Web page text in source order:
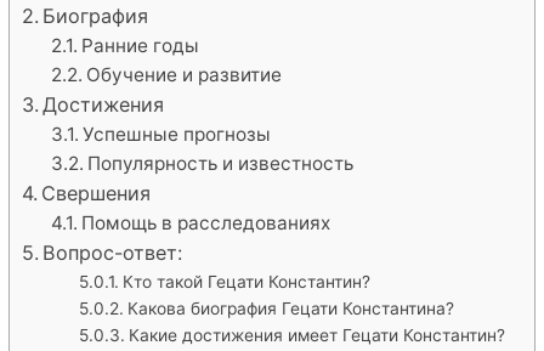
Биография
Ранние годы
Обучение и развитие
Достижения
Успешные прогнозы
Популярность и известность
Свершения
Помощь в расследованиях
Вопрос-ответ:
Кто такой Гецати Константин?
Какова биография Гецати Константина?
Какие достижения имеет Гецати Константин?